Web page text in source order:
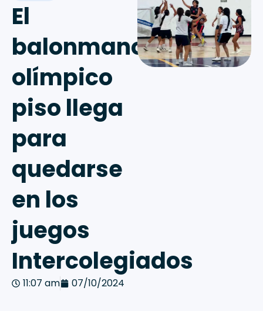
El
balonmano
olímpico
piso llega
para
quedarse
en los
juegos
Intercolegiados
11:07 am 07/10/2024